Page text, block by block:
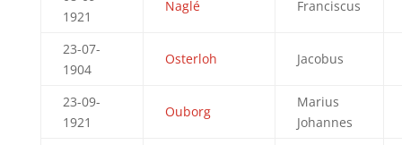
1921
Naglé Franciscus
23-07-
1904
Osterloh Jacobus
23-09-
1921
Ouborg
Marius
Johannes